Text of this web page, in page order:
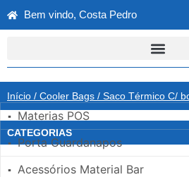
Bem vindo, Costa Pedro
Início / Cooler Bags / Saco Térmico C/
CATEGORIAS
▪ Materias POS
▪ Porta Guardanapos
▪ Acessórios Material Bar